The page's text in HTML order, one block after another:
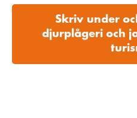
Skriv under
djurplågeri och